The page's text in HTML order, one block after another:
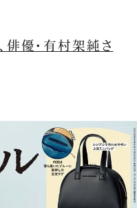
優・有村架純さ